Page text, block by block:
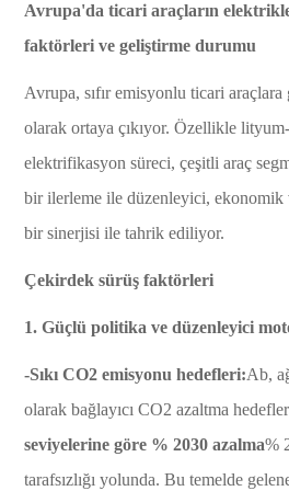
Avrupa'da ticari araçların
faktörleri ve geliştirme durumu
Avrupa, sıfır emisyonlu ticari
olarak ortaya çıkıyor. Özellikle
elektrifikasyon süreci, çeşitli araç
bir ilerleme ile düzenleyici, ekonomik
bir sinerjisi ile tahrik ediliyor.
Çekirdek sürüş faktörleri
1. Güçlü politika ve düzenleyici
-Sıkı CO2 emisyonu hedefleri:Ab,
olarak bağlayıcı CO2 azaltma
seviyelerine göre % 2030 azalma%
tarafsızlığı yolunda. Bu temelde